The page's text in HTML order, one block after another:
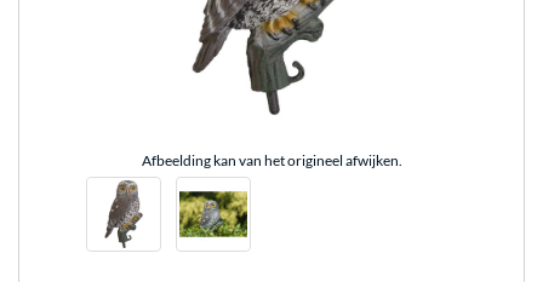
Afbeelding kan van het origineel afwijken.